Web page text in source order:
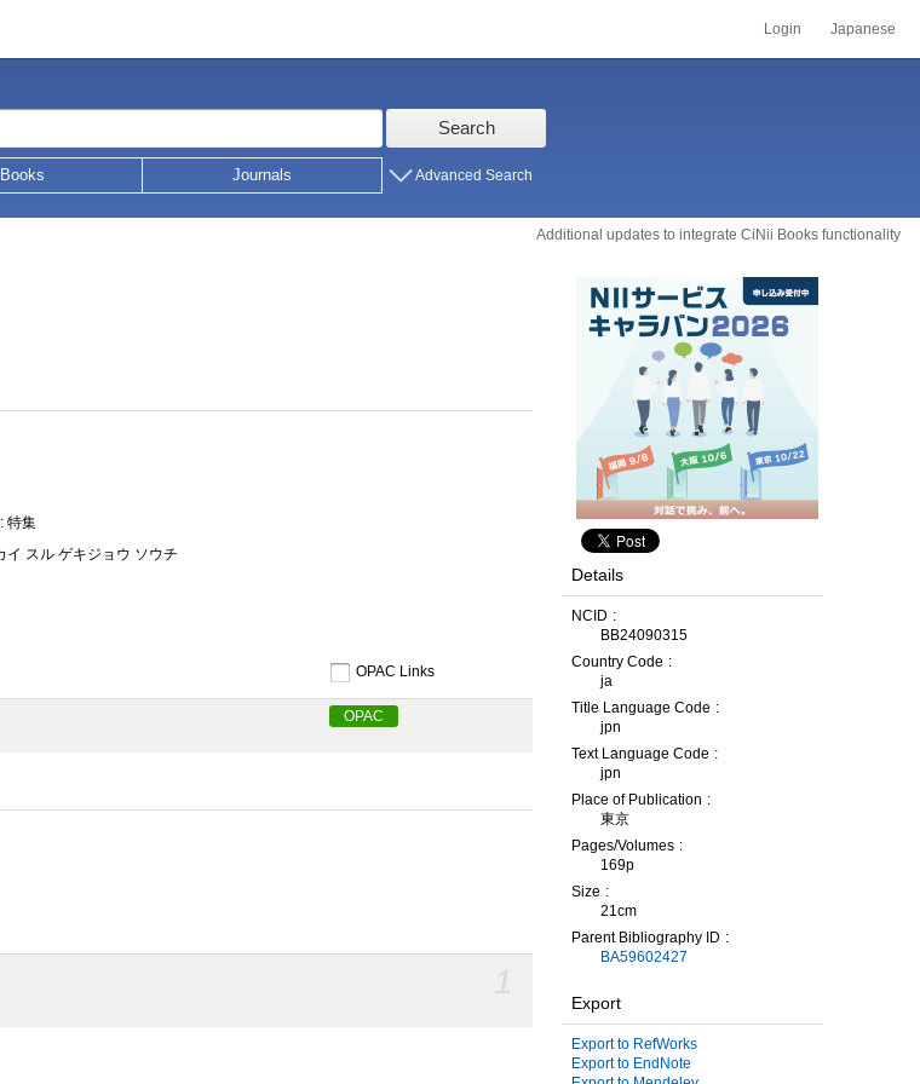
Login Japanese
Search
Books Journals Advanced Search
Additional updates to integrate CiNii Books functionality
特集
イ スル ゲキジョウ ソウチ
OPAC Links
OPAC
Details
NCID
BB24090315
Country Code
ja
Title Language Code
jpn
Text Language Code
jpn
Place of Publication
東京
Pages/Volumes
169p
Size
21cm
Parent Bibliography ID
BA59602427
Export
Export to RefWorks
Export to EndNote